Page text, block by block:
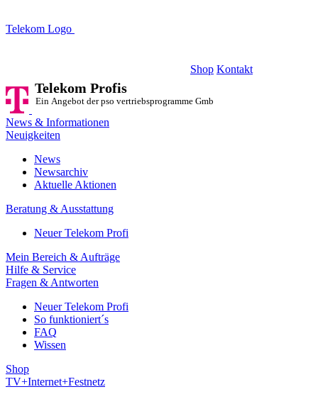
Telekom Logo
Shop Kontakt
Telekom Profis
Ein Angebot der pso vertriebsprogramme GmbH
News & Informationen
Neuigkeiten
News
Newsarchiv
Aktuelle Aktionen
Beratung & Ausstattung
Neuer Telekom Profi
Mein Bereich & Aufträge
Hilfe & Service
Fragen & Antworten
Neuer Telekom Profi
So funktioniert´s
FAQ
Wissen
Shop
TV+Internet+Festnetz